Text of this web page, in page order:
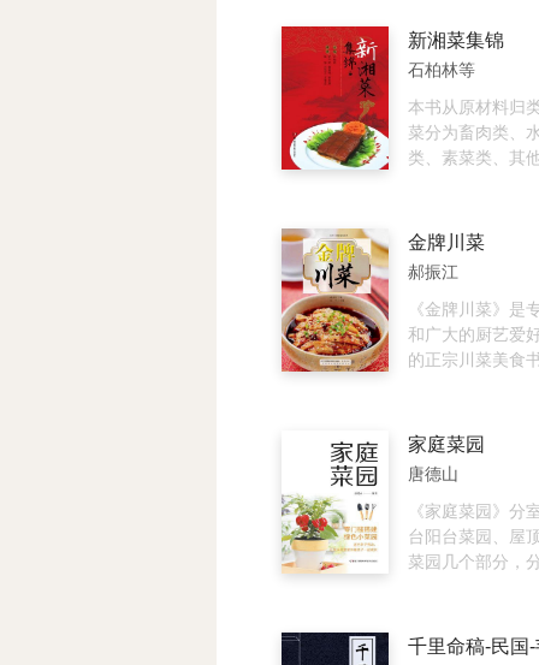
香味形，分别给
维来处理各种食
每道糕点的“0失
的食材，让您不
痛。免费提供烹
课堂，生动有趣
松成为饮食达人
新湘菜集锦
石柏林等
本书从原材料归
菜分为畜肉类、
类、素菜类、其
主，在原料、调
成的菜式并不全
的素菜，请各位
鉴。全书共采录
例，既有经典的
惠的乡土菜式，
的各界人士学习
金牌川菜
郝振江
《金牌川菜》是
和广大的厨艺爱
的正宗川菜美食
有老百姓平时吃
菜的详细做法和
红遍全国的热门
法；有用料讲究
法，还有*正宗的
庆）火锅的各式
还跟广大读者分
家庭菜园
唐德山
《家庭菜园》分
台阳台菜园、屋
菜园几个部分，
菜，使用工具简
千里命稿-民国